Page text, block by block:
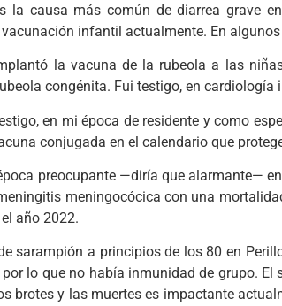
la causa más común de diarrea grave
infantil actualmente. En
la vacuna de la rubeola a las
congénita. Fui testigo, en
en mi época de residente y como
conjugada en el calendario que
preocupante —diría que alarmante—
meningocócica con una
año 2022.
sarampión a principios de los 80 en
lo que no había inmunidad de grupo.
brotes y las muertes es impactante